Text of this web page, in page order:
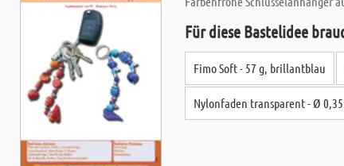
Für diese Bastelidee
Fimo Soft - 57 g, brillantblau
Nylonfaden transparent - Ø